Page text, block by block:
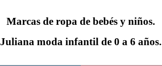
Marcas de ropa de bebés y niños.
Juliana moda infantil de 0 a 6 años.